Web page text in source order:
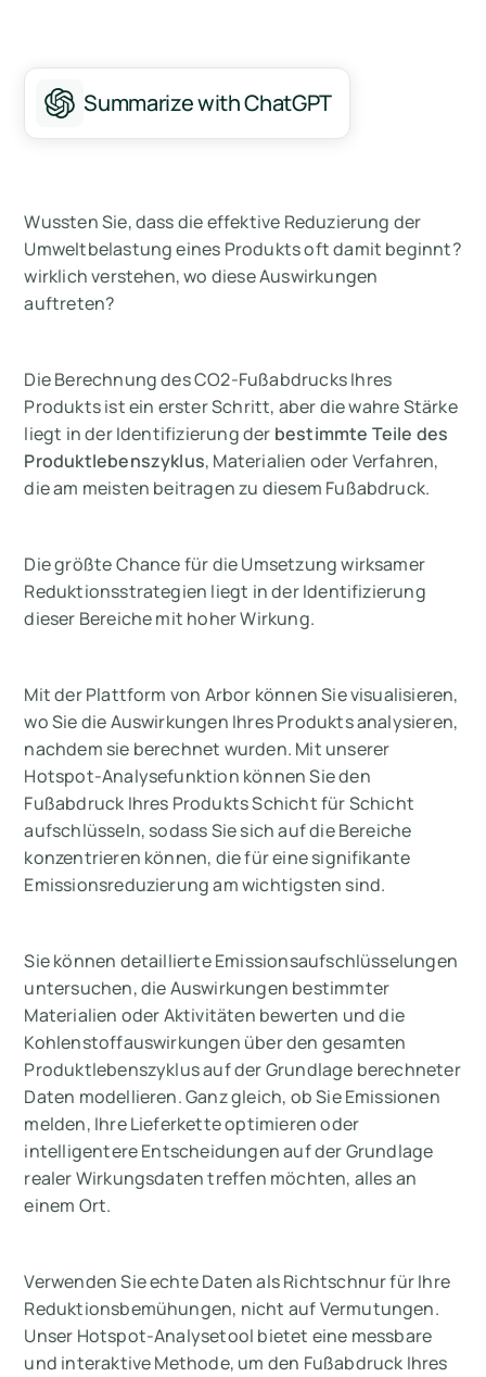
So erhalten Sie Zugriff
Zusammenfassung
Häufig gestellte Fragen zur Hotspot-Analyse
Summarize with ChatGPT
Wussten Sie, dass die effektive Reduzierung der
Umweltbelastung eines Produkts oft damit beginnt?
wirklich verstehen, wo diese Auswirkungen
auftreten?
Die Berechnung des CO2-Fußabdrucks Ihres
Produkts ist ein erster Schritt, aber die wahre Stärke
liegt in der Identifizierung der bestimmte Teile des
Produktlebenszyklus, Materialien oder Verfahren,
dieam meisten beitragenzu diesem Fußabdruck.
Die größte Chance für die Umsetzung wirksamer
Reduktionsstrategien liegt in der Identifizierung
dieser Bereiche mit hoher Wirkung.
Mit der Plattform von Arbor können Sie visualisieren,
wo Sie die Auswirkungen Ihres Produkts analysieren,
nachdem sie berechnet wurden. Mit unserer
Hotspot-Analysefunktion können Sie den
Fußabdruck Ihres Produkts Schicht für Schicht
aufschlüsseln, sodass Sie sich auf die Bereiche
konzentrieren können, die für eine signifikante
Emissionsreduzierung am wichtigsten sind.
Sie können detaillierte Emissionsaufschlüsselungen
untersuchen, die Auswirkungen bestimmter
Materialien oder Aktivitäten bewerten und die
Kohlenstoffauswirkungen über den gesamten
Produktlebenszyklus auf der Grundlage berechneter
Daten modellieren. Ganz gleich, ob Sie Emissionen
melden, Ihre Lieferkette optimieren oder
intelligentere Entscheidungen auf der Grundlage
realer Wirkungsdaten treffen möchten, alles an
einem Ort.
Verwenden Sie echte Daten als Richtschnur für Ihre
Reduktionsbemühungen, nicht auf Vermutungen.
Unser Hotspot-Analysetool bietet eine messbare
und interaktive Methode, um den Fußabdruck Ihres